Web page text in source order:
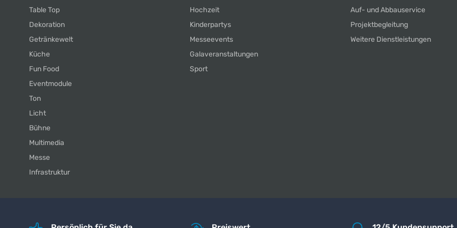
Table Top
Dekoration
Getränkewelt
Küche
Fun Food
Eventmodule
Ton
Licht
Bühne
Multimedia
Messe
Infrastruktur
Hochzeit
Kinderpartys
Messeevents
Galaveranstaltungen
Sport
Auf- und Abbauservice
Projektbegleitung
Weitere Dienstleistungen